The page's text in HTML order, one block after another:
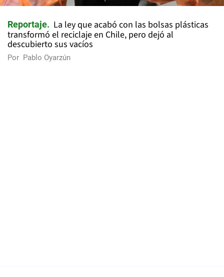
Reportaje
La ley que acabó con las bolsas plásticas
transformó el reciclaje en Chile, pero dejó al
descubierto sus vacíos
Por Pablo Oyarzún